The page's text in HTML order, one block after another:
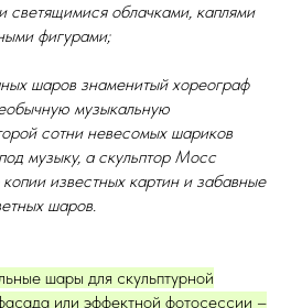
светящимися облачками, каплями
фигурами;
шаров знаменитый хореограф
музыкальную
сотни невесомых шариков
музыку, а скульптор Мосс
известных картин и забавные
шаров.
шары для скульптурной
или эффектной фотосессии –